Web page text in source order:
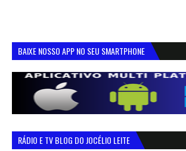
BAIXE NOSSO APP NO SEU SMARTPHONE
RÁDIO E TV BLOG DO JOCÉLIO LEITE